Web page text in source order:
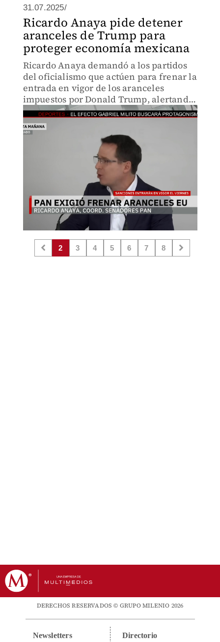
31.07.2025/
Ricardo Anaya pide detener
aranceles de Trump para
proteger economía mexicana
Ricardo Anaya demandó a los partidos
del oficialismo que actúen para frenar la
entrada en vigor de los aranceles
impuestos por Donald Trump, alertando
sobre el impacto negativo para México.
2 3 4 5 6 7 8
DERECHOS RESERVADOS © GRUPO MILENIO 2026
Newsletters Directorio